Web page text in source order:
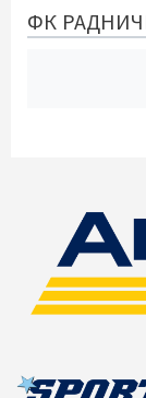
ФК